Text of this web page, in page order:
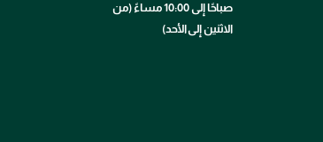
صباحًا إلى 10:00 مساءً (من
الاثنين إلى الأحد)